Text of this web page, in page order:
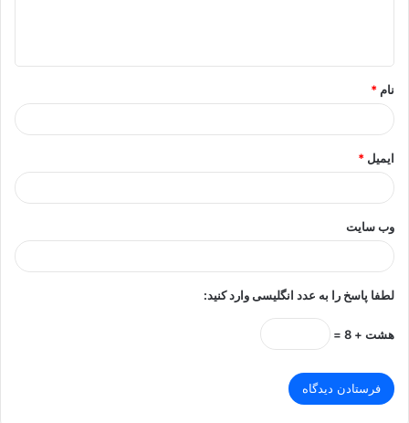
*
نام *
ایمیل *
وب‌ سایت
لطفا پاسخ را به عدد انگلیسی وارد کنید:
هشت + 8 =